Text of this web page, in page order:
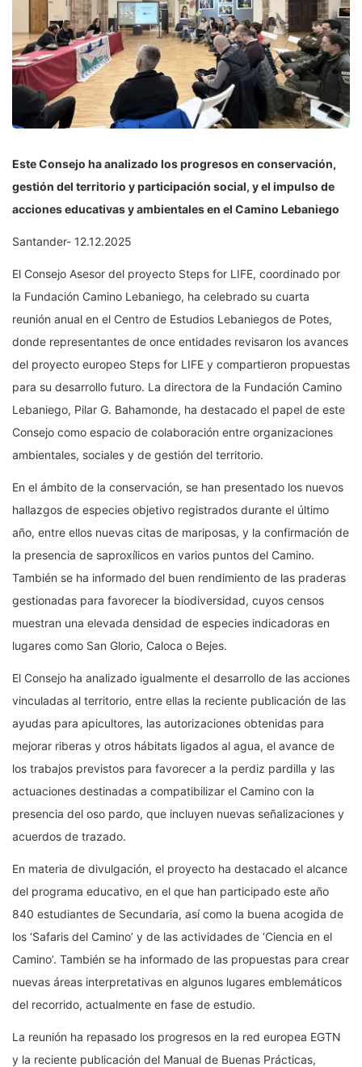
Este Consejo ha analizado los progresos en conservación,
gestión del territorio y participación social, y el impulso de
acciones educativas y ambientales en el Camino Lebaniego
Santander- 12.12.2025
El Consejo Asesor del proyecto Steps for LIFE, coordinado por
la Fundación Camino Lebaniego, ha celebrado su cuarta
reunión anual en el Centro de Estudios Lebaniegos de Potes,
donde representantes de once entidades revisaron los avances
del proyecto europeo Steps for LIFE y compartieron propuestas
para su desarrollo futuro. La directora de la Fundación Camino
Lebaniego, Pilar G. Bahamonde, ha destacado el papel de este
Consejo como espacio de colaboración entre organizaciones
ambientales, sociales y de gestión del territorio.
En el ámbito de la conservación, se han presentado los nuevos
hallazgos de especies objetivo registrados durante el último
año, entre ellos nuevas citas de mariposas, y la confirmación de
la presencia de saproxílicos en varios puntos del Camino.
También se ha informado del buen rendimiento de las praderas
gestionadas para favorecer la biodiversidad, cuyos censos
muestran una elevada densidad de especies indicadoras en
lugares como San Glorio, Caloca o Bejes.
El Consejo ha analizado igualmente el desarrollo de las acciones
vinculadas al territorio, entre ellas la reciente publicación de las
ayudas para apicultores, las autorizaciones obtenidas para
mejorar riberas y otros hábitats ligados al agua, el avance de
los trabajos previstos para favorecer a la perdiz pardilla y las
actuaciones destinadas a compatibilizar el Camino con la
presencia del oso pardo, que incluyen nuevas señalizaciones y
acuerdos de trazado.
En materia de divulgación, el proyecto ha destacado el alcance
del programa educativo, en el que han participado este año
840 estudiantes de Secundaria, así como la buena acogida de
los ‘Safaris del Camino’ y de las actividades de ‘Ciencia en el
Camino’. También se ha informado de las propuestas para crear
nuevas áreas interpretativas en algunos lugares emblemáticos
del recorrido, actualmente en fase de estudio.
La reunión ha repasado los progresos en la red europea EGTN
y la reciente publicación del Manual de Buenas Prácticas,